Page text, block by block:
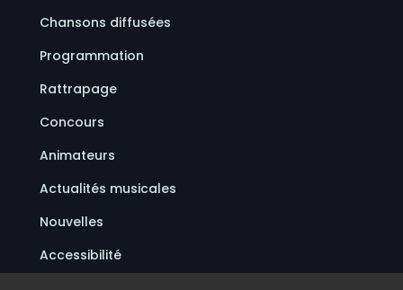
Chansons diffusées
Programmation
Rattrapage
Concours
Animateurs
Actualités musicales
Nouvelles
Accessibilité